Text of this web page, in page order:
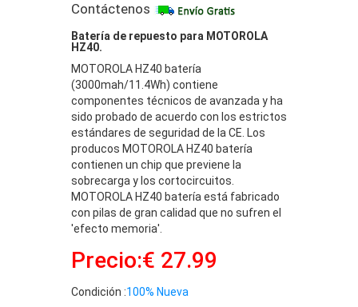
Contáctenos
Batería de repuesto para MOTOROLA
HZ40.
MOTOROLA HZ40 batería
(3000mah/11.4Wh) contiene
componentes técnicos de avanzada y ha
sido probado de acuerdo con los estrictos
estándares de seguridad de la CE. Los
producos MOTOROLA HZ40 batería
contienen un chip que previene la
sobrecarga y los cortocircuitos.
MOTOROLA HZ40 batería está fabricado
con pilas de gran calidad que no sufren el
'efecto memoria'.
Precio:€ 27.99
Condición :100% Nueva